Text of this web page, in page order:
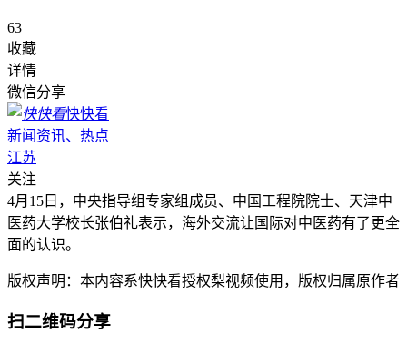
63
收藏
详情
微信分享
快快看
新闻资讯、热点
江苏
关注
4月15日，中央指导组专家组成员、中国工程院院士、天津中
医药大学校长张伯礼表示，海外交流让国际对中医药有了更全
面的认识。
版权声明：本内容系快快看授权梨视频使用，版权归属原作者
扫二维码分享